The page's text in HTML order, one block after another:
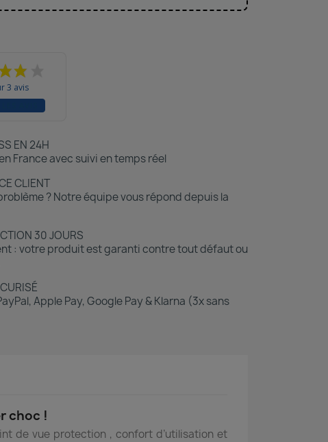
3 avis
EN 24H
France avec suivi en temps réel
CLIENT
? Notre équipe vous répond depuis la
30 JOURS
: votre produit est garanti contre tout défaut ou
Apple Pay, Google Pay & Klarna (3x sans
choc !
de vue protection , confort d’utilisation et